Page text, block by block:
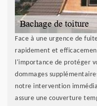
Face à une urgence de
rapidement et
l'importance de protéger
dommages
notre intervention
assure une couverture